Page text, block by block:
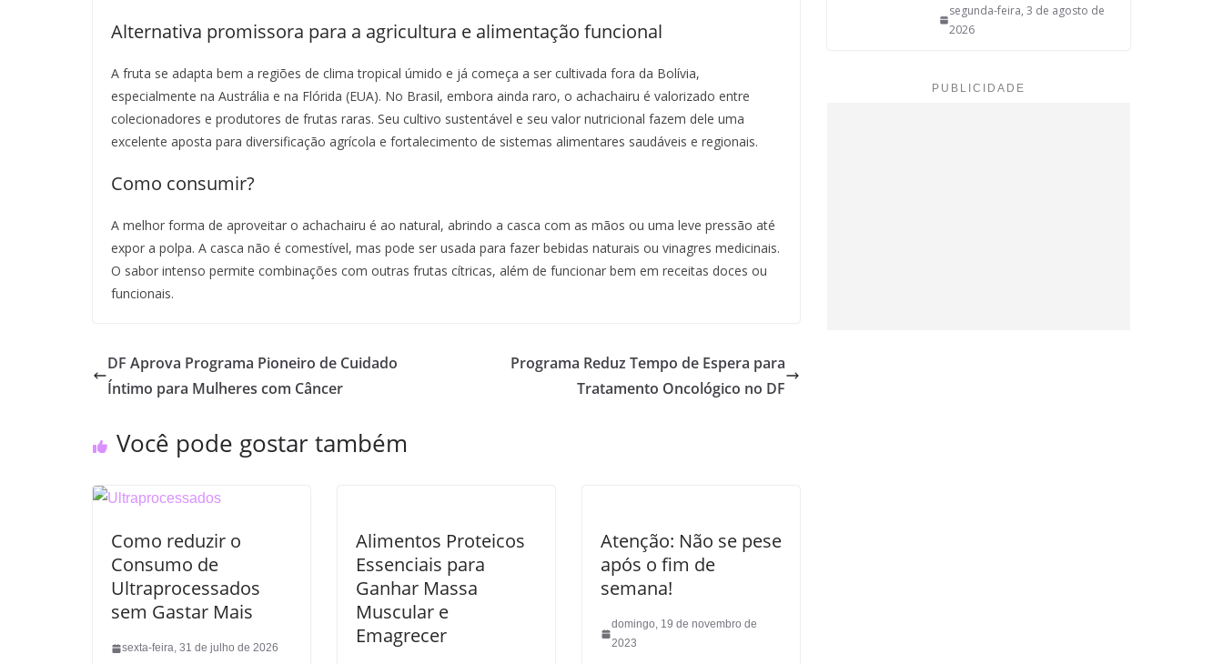
Alternativa promissora para a agricultura e alimentação funcional
A fruta se adapta bem a regiões de clima tropical úmido e já começa a ser cultivada fora da Bolívia,
especialmente na Austrália e na Flórida (EUA). No Brasil, embora ainda raro, o achachairu é valorizado entre
colecionadores e produtores de frutas raras. Seu cultivo sustentável e seu valor nutricional fazem dele uma
excelente aposta para diversificação agrícola e fortalecimento de sistemas alimentares saudáveis e regionais.
Como consumir?
A melhor forma de aproveitar o achachairu é ao natural, abrindo a casca com as mãos ou uma leve pressão até
expor a polpa. A casca não é comestível, mas pode ser usada para fazer bebidas naturais ou vinagres medicinais.
O sabor intenso permite combinações com outras frutas cítricas, além de funcionar bem em receitas doces ou
funcionais.
DF Aprova Programa Pioneiro de Cuidado
Íntimo para Mulheres com Câncer
Programa Reduz Tempo de Espera para
Tratamento Oncológico no DF
Você pode gostar também
Como reduzir o
Consumo de
Ultraprocessados
sem Gastar Mais
sexta-feira, 31 de julho de 2026
Alimentos Proteicos
Essenciais para
Ganhar Massa
Muscular e
Emagrecer
Atenção: Não se pese
após o fim de
semana!
domingo, 19 de novembro de
2023
segunda-feira, 3 de agosto de
2026
PUBLICIDADE